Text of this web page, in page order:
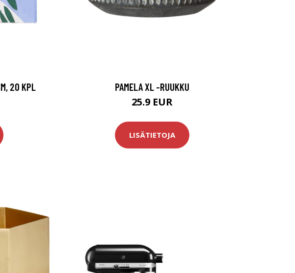
20 KPL PAMELA XL -RUUKKU
25.9 EUR
LISÄTIETOJA